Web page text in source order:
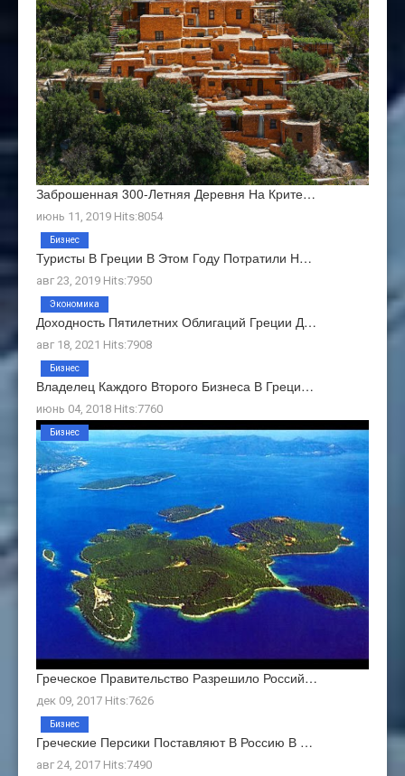
Заброшенная 300-Летняя Деревня На Крите…
июнь 11, 2019 Hits:8054
Туристы В Греции В Этом Году Потратили Н…
авг 23, 2019 Hits:7950
Бизнес
Доходность Пятилетних Облигаций Греции Д…
авг 18, 2021 Hits:7908
Экономика
Владелец Каждого Второго Бизнеса В Греци…
июнь 04, 2018 Hits:7760
Бизнес
Греческое Правительство Разрешило Россий…
дек 09, 2017 Hits:7626
Бизнес
Греческие Персики Поставляют В Россию В …
авг 24, 2017 Hits:7490
Бизнес